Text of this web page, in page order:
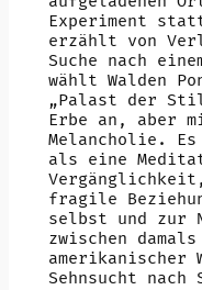
Experiment
erzählt von
Suche nach
wählt Walden
„Palast der
Erbe an, aber
Melancholie.
als eine
fragile
selbst und zur
zwischen
amerikanischer
Sehnsucht